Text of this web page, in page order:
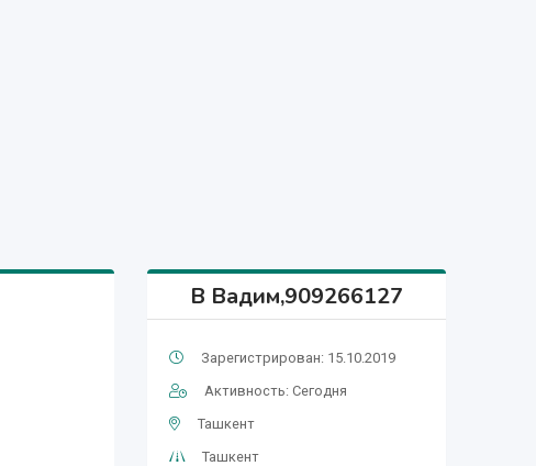
В Вадим,909266127
Зарегистрирован: 15.10.2019
Активность: Сегодня
Ташкент
Ташкент